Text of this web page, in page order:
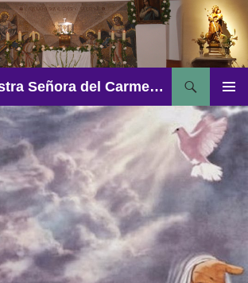
Parroquia Nuestra Señora del Carmen – Aguadulce
MENÚ